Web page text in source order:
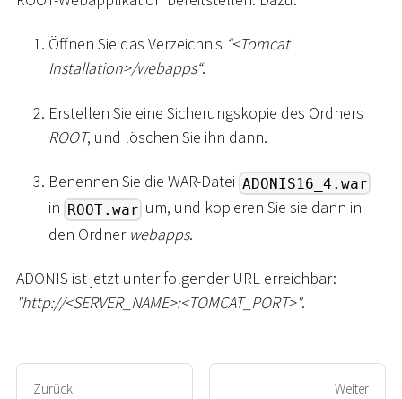
Öffnen Sie das Verzeichnis “<Tomcat
Installation>/webapps“.
Erstellen Sie eine Sicherungskopie des Ordners
ROOT, und löschen Sie ihn dann.
Benennen Sie die WAR-Datei ADONIS16_4.war
in ROOT.war um, und kopieren Sie sie dann in
den Ordner webapps.
ADONIS ist jetzt unter folgender URL erreichbar:
"http://<SERVER_NAME>:<TOMCAT_PORT>".
Zurück Weiter